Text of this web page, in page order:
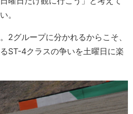
。
2グループに分かれるからこそ、
ST-4クラスの争いを土曜日に楽